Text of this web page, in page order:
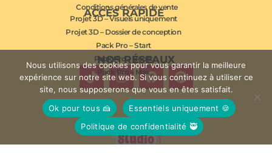
NOS RÉSEAUX
ACCÈS RAPIDE
Projet 3D – Visuels uniquement
Projet 3D – Dossier de conception
Pack Pro – Start
Pack Pro – Boost
Pack Pro – Max
Conditions générales de vente
Nous utilisons des cookies pour vous garantir la meilleure
expérience sur notre site web. Si vous continuez à utiliser ce
site, nous supposerons que vous en êtes satisfait.
Ok pour tous 🍰
Essentiels uniquement 🍪
Politique de confidentialité 🥷